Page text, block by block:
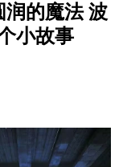
润的魔法 波
小故事